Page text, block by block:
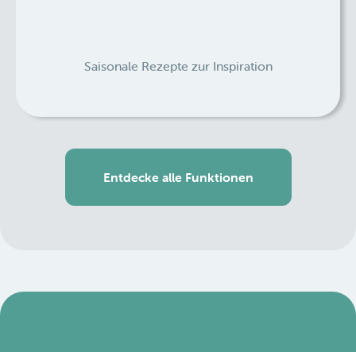
Saisonale Rezepte zur Inspiration
Entdecke alle Funktionen